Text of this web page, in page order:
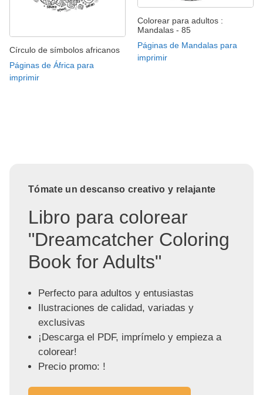
Círculo de símbolos africanos
Páginas de África para
imprimir
Colorear para adultos :
Mandalas - 85
Páginas de Mandalas para
imprimir
Tómate un descanso creativo y relajante
Libro para colorear
"Dreamcatcher Coloring
Book for Adults"
Perfecto para adultos y entusiastas
Ilustraciones de calidad, variadas y
exclusivas
¡Descarga el PDF, imprímelo y empieza a
colorear!
Precio promo: !